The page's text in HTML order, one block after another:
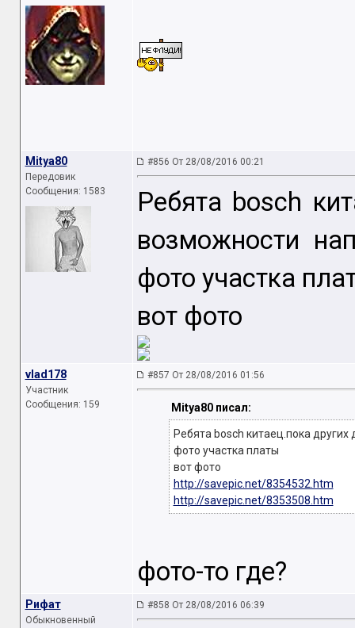
Mitya80
Передовик
Сообщения: 1583
#856 От 28/08/2016 00:21
Ребята bosch
возможности
фото участка
вот фото
vlad178
Участник
Сообщения: 159
#857 От 28/08/2016 01:56
Mitya80 писал:
Ребята bosch китаец.пока
фото участка платы
вот фото
http://savepic.net/8354532.htm
http://savepic.net/8353508.htm
фото-то где?
Рифат
Обыкновенный
#858 От 28/08/2016 06:39